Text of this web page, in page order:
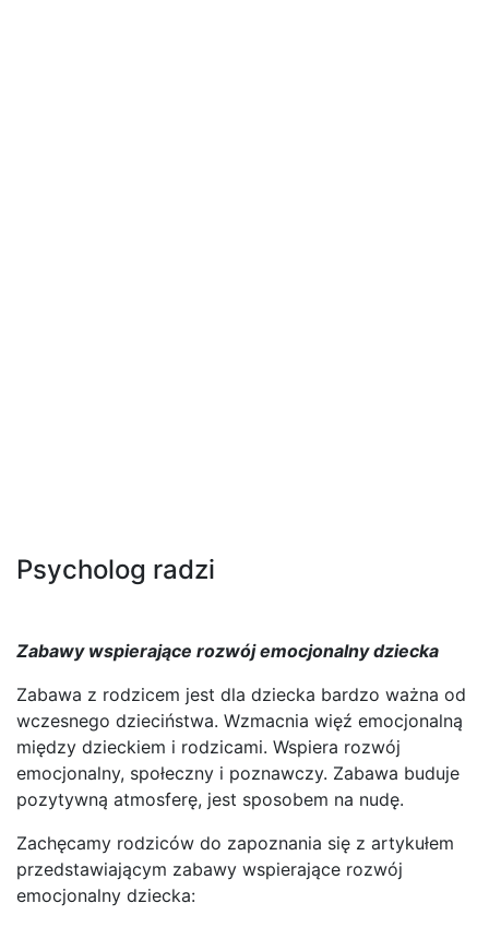
Psycholog radzi
Zabawy wspierające rozwój emocjonalny dziecka
Zabawa z rodzicem jest dla dziecka bardzo ważna od
wczesnego dzieciństwa. Wzmacnia więź emocjonalną
między dzieckiem i rodzicami. Wspiera rozwój
emocjonalny, społeczny i poznawczy. Zabawa buduje
pozytywną atmosferę, jest sposobem na nudę.
Zachęcamy rodziców do zapoznania się z artykułem
przedstawiającym zabawy wspierające rozwój
emocjonalny dziecka: